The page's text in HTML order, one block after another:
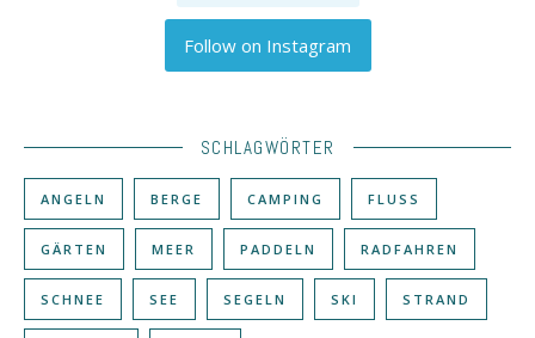
Follow on Instagram
SCHLAGWÖRTER
ANGELN BERGE CAMPING FLUSS
GÄRTEN MEER PADDELN RADFAHREN
SCHNEE SEE SEGELN SKI STRAND